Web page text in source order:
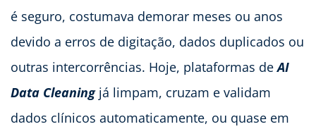
é seguro, costumava demorar meses ou anos
devido a erros de digitação, dados duplicados ou
outras intercorrências. Hoje, plataformas deAI
Data Cleaningjá limpam, cruzam e validam
dados clínicos automaticamente, ou quase em